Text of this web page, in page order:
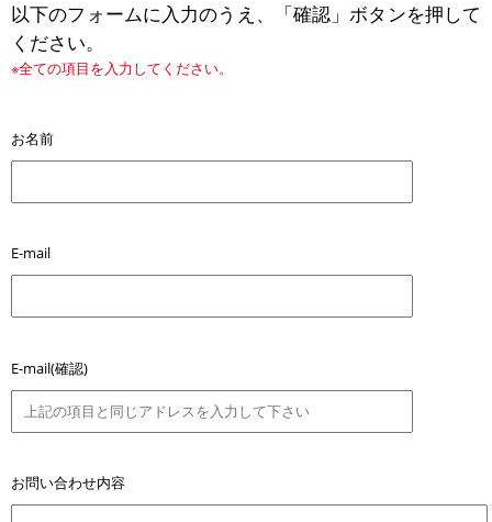
以下のフォームに入力のうえ、「確認」ボタンを押して
ください。
※全ての項目を入力してください。
お名前
E-mail
E-mail(確認)
お問い合わせ内容